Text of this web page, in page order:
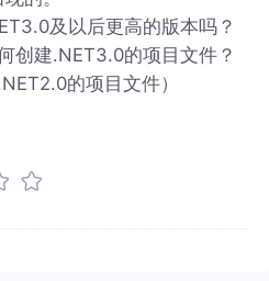
及以后更高的版本吗？
创建.NET3.0的项目文件？
的项目文件）